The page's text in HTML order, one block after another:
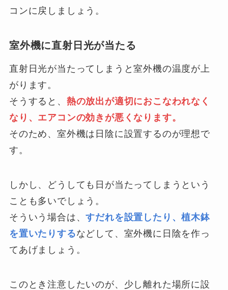
コンに戻しましょう。
室外機に直射日光が当たる
直射日光が当たってしまうと室外機の温度が上
がります。
そうすると、 熱の放出が適切におこなわれなく
なり、エアコンの効きが悪くなります。
そのため、室外機は日陰に設置するのが理想で
す。
しかし、どうしても日が当たってしまうという
ことも多いでしょう。
そういう場合は、すだれを設置したり、植木鉢
を置いたりするなどして、室外機に日陰を作っ
てあげましょう。
このとき注意したいのが、少し離れた場所に設